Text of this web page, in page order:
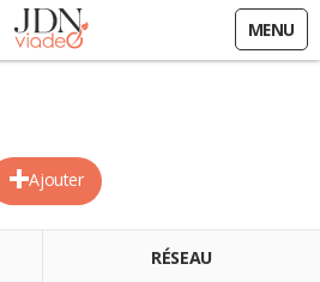
MENU
Ajouter
RÉSEAU